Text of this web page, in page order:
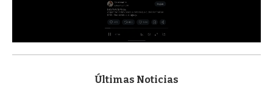
s
Últimas Noticias